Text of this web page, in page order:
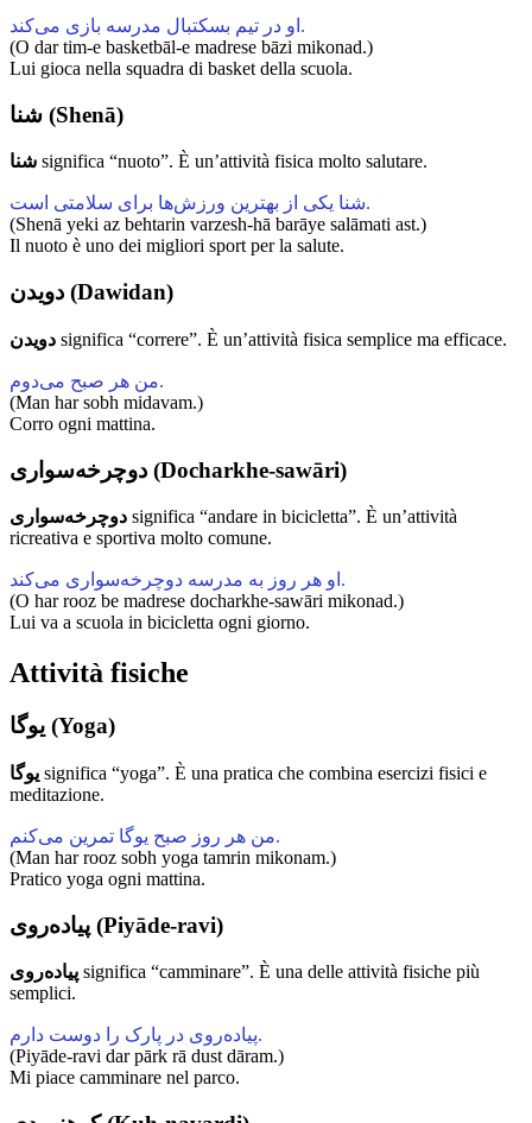
او در تیم بسکتبال مدرسه بازی می‌کند.
(O dar tim-e basketbāl-e madrese bāzi mikonad.)
Lui gioca nella squadra di basket della scuola.
شنا (Shenā)
شنا significa “nuoto”. È un’attività fisica molto salutare.
شنا یکی از بهترین ورزش‌ها برای سلامتی است.
(Shenā yeki az behtarin varzesh-hā barāye salāmati ast.)
Il nuoto è uno dei migliori sport per la salute.
دویدن (Dawidan)
دویدن significa “correre”. È un’attività fisica semplice ma efficace.
من هر صبح می‌دوم.
(Man har sobh midavam.)
Corro ogni mattina.
دوچرخه‌سواری (Docharkhe-sawāri)
دوچرخه‌سواری significa “andare in bicicletta”. È un’attività
ricreativa e sportiva molto comune.
او هر روز به مدرسه دوچرخه‌سواری می‌کند.
(O har rooz be madrese docharkhe-sawāri mikonad.)
Lui va a scuola in bicicletta ogni giorno.
Attività fisiche
یوگا (Yoga)
یوگا significa “yoga”. È una pratica che combina esercizi fisici e
meditazione.
من هر روز صبح یوگا تمرین می‌کنم.
(Man har rooz sobh yoga tamrin mikonam.)
Pratico yoga ogni mattina.
پیاده‌روی (Piyāde-ravi)
پیاده‌روی significa “camminare”. È una delle attività fisiche più
semplici.
پیاده‌روی در پارک را دوست دارم.
(Piyāde-ravi dar pārk rā dust dāram.)
Mi piace camminare nel parco.